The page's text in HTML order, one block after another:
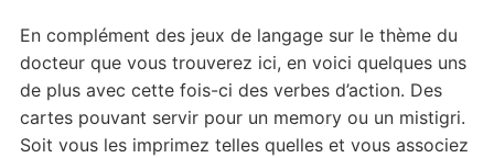
langage
« Il/elle
est
malade »
En complément des jeux de langage sur le thème du
docteur que vous trouverez ici, en voici quelques uns
de plus avec cette fois-ci des verbes d’action. Des
cartes pouvant servir pour un memory ou un mistigri.
Soit vous les imprimez telles quelles et vous associez